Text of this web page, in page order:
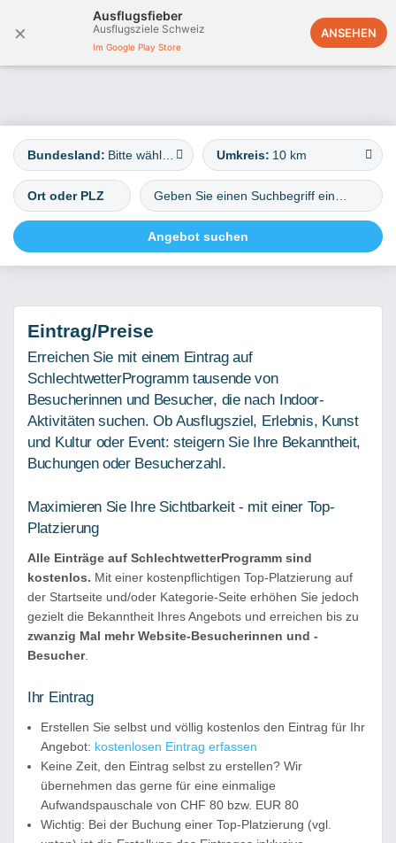
×
Ausflugsfieber
Ausflugsziele Schweiz
Im Google Play Store
ANSEHEN
Österreich
Bundesland: Umkreis: 10 km
Eintrag/Preise
Erreichen Sie mit einem Eintrag auf
SchlechtwetterProgramm tausende von
Besucherinnen und Besucher, die nach Indoor-
Aktivitäten suchen. Ob Ausflugsziel, Erlebnis, Kunst
und Kultur oder Event: steigern Sie Ihre Bekanntheit,
Buchungen oder Besucherzahl.
Maximieren Sie Ihre Sichtbarkeit - mit einer Top-
Platzierung
Alle Einträge auf SchlechtwetterProgramm sind
kostenlos. Mit einer kostenpflichtigen Top-Platzierung auf
der Startseite und/oder Kategorie-Seite erhöhen Sie jedoch
gezielt die Bekanntheit Ihres Angebots und erreichen bis zu
zwanzig Mal mehr Website-Besucherinnen und -
Besucher.
Ihr Eintrag
Erstellen Sie selbst und völlig kostenlos den Eintrag für Ihr
Angebot: kostenlosen Eintrag erfassen
Keine Zeit, den Eintrag selbst zu erstellen? Wir
übernehmen das gerne für eine einmalige
Aufwandspauschale von CHF 80 bzw. EUR 80
Wichtig: Bei der Buchung einer Top-Platzierung (vgl.